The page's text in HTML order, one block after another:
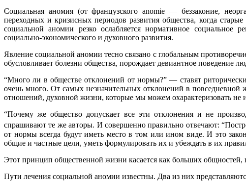
Социальная аномия (от французского anomie — беззаконие,
переходных и кризисных периодов развития общества, когда
социальной аномии резко ослабляется нормативное социальное
социально-экономического и духовного развития.
Явление социальной аномии тесно связано с глобальным
обусловливает болезни общества, порождает девиантное поведение
“Много ли в обществе отклонений от нормы?” — ставят
очень много. От самых незначительных отклонений в
отношений, духовной жизни, которые мы можем охарактеризовать не
“Почему же общество допускает все эти отклонения и не
спрашивают те же авторы. И совершенно правильно отвечают:
от нормы всегда будут иметь место в том или ином виде. И это
общие и частные цели, уметь формулировать их и убеждать в их
Этот принцип общественной жизни касается как больших
Пути лечения социальной аномии известны. Два из них